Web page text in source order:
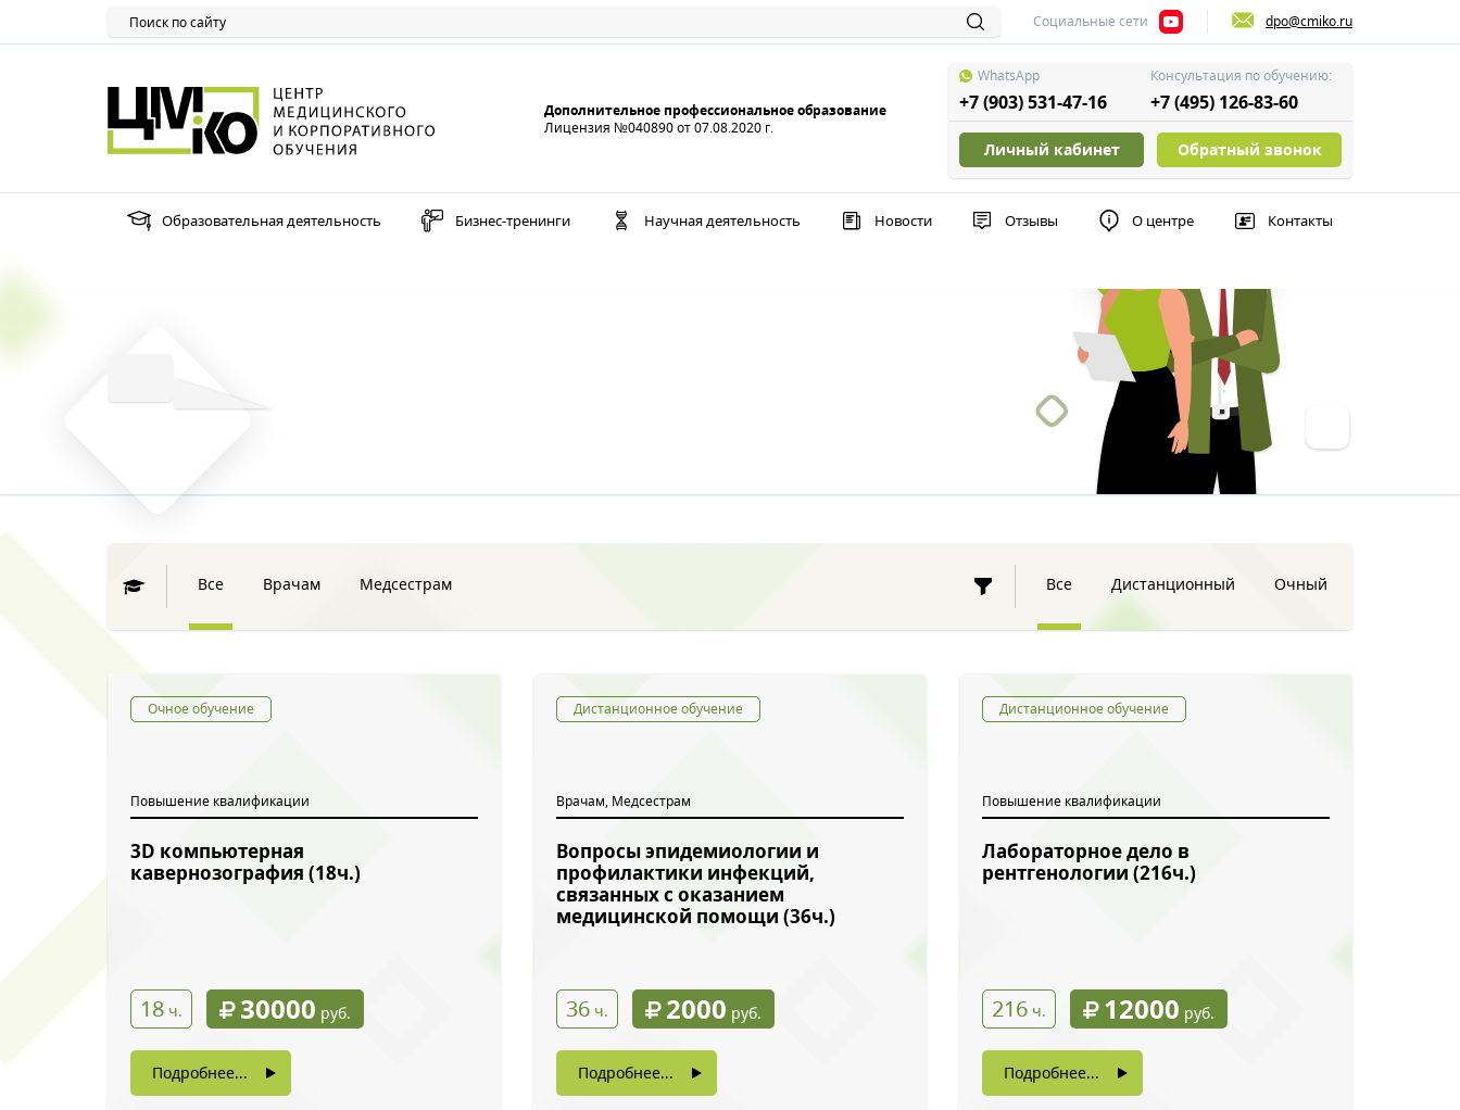
Социальные сети dpo@cmiko.ru
Дополнительное профессиональное образование
Лицензия №040890 от 07.08.2020 г.
WhatsApp
+7 (903) 531-47-16
Консультация по обучению:
+7 (495) 126-83-60
Личный кабинет Обратный звонок
Образовательная деятельность Бизнес-тренинги Научная деятельность Новости Отзывы О центре Контакты
Все Врачам Медсестрам Все Дистанционный Очный
Очное обучение
Повышение квалификации
3D компьютерная
кавернозография (18ч.)
18 ч. 30000 руб.
Подробнее...
Дистанционное обучение
Врачам, Медсестрам
Вопросы эпидемиологии и
профилактики инфекций,
связанных с оказанием
медицинской помощи (36ч.)
36 ч. 2000 руб.
Подробнее...
Дистанционное обучение
Повышение квалификации
Лабораторное дело в
рентгенологии (216ч.)
216 ч. 12000 руб.
Подробнее...